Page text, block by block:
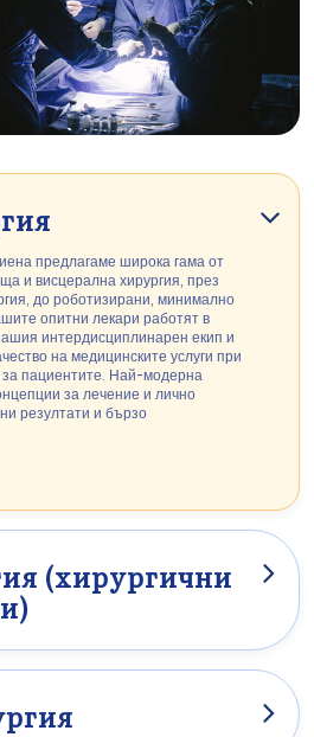
предлагаме широка гама от
и висцерална хирургия, през
до роботизирани, минимално
опитни лекари работят в
интердисциплинарен екип и
на медицинските услуги при
пациентите. Най-модерна
за лечение и лично
резултати и бързо
(хирургични
корекции като операции на
на клепачите или лечение
прецизност и най-модерна